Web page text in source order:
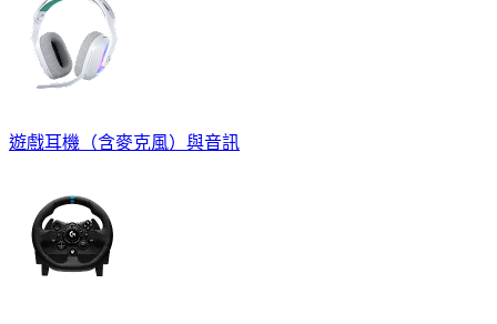
遊戲耳機（含麥克風）與音訊